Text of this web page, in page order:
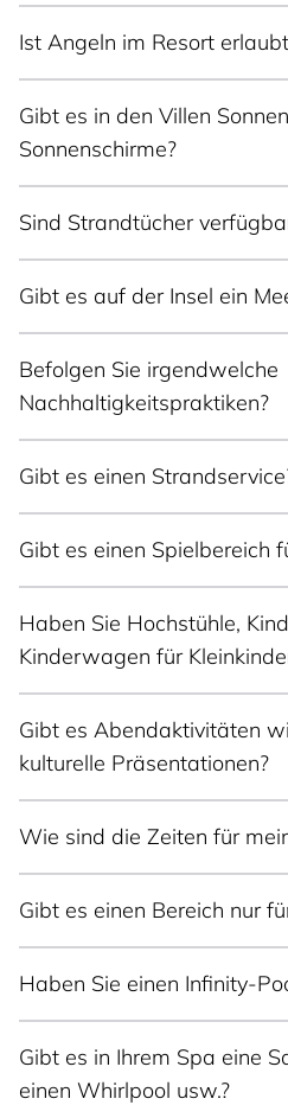
Ist Angeln im Resort
Gibt es in den Villen
Sonnenschirme?
Sind Strandtücher
Gibt es auf der Insel ein
Befolgen Sie irgendwelche
Nachhaltigkeitspraktiken?
Gibt es einen
Gibt es einen Spielbereich
Haben Sie Hochstühle,
Kinderwagen für
Gibt es Abendaktivitäten
kulturelle Präsentationen?
Wie sind die Zeiten für
Gibt es einen Bereich nur
Haben Sie einen Infinity-
Gibt es in Ihrem Spa eine
einen Whirlpool usw.?